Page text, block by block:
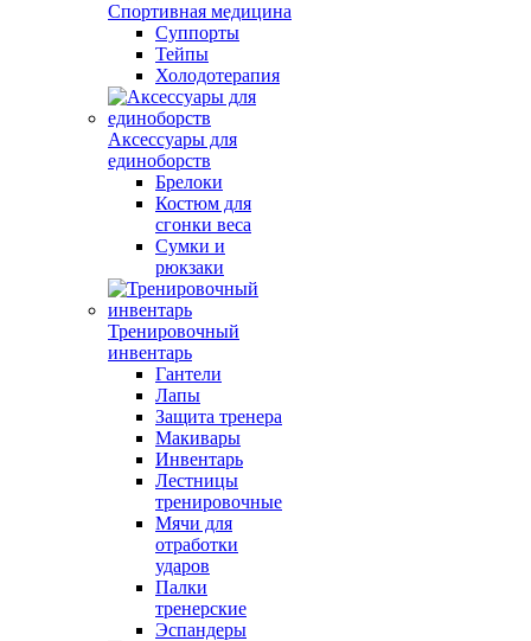
Спортивная медицина
Суппорты
Тейпы
Холодотерапия
Аксессуары для
единоборств
Брелоки
Костюм для
сгонки веса
Сумки и
рюкзаки
Тренировочный
инвентарь
Гантели
Лапы
Защита тренера
Макивары
Инвентарь
Лестницы
тренировочные
Мячи для
отработки
ударов
Палки
тренерские
Эспандеры